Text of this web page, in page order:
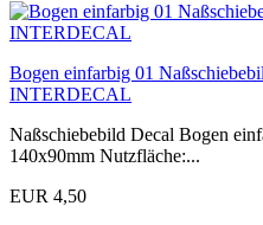
Bogen einfarbig 01
INTERDECAL
Naßschiebebild Decal Bogen
140x90mm Nutzfläche:...
EUR 4,50